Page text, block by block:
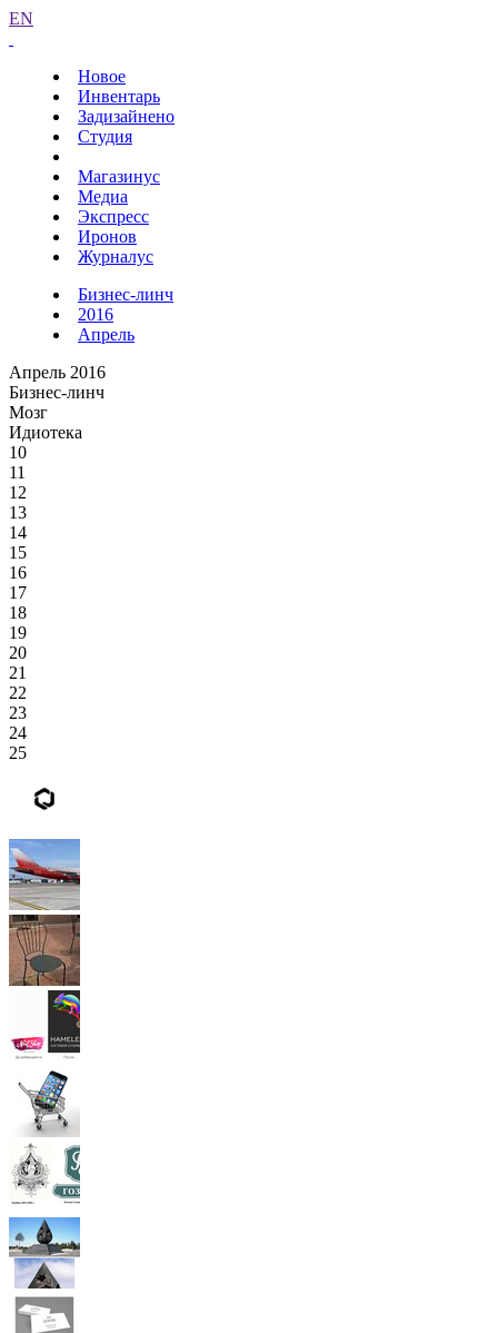
EN
Новое
Инвентарь
Задизайнено
Студия
Магазинус
Медиа
Экспресс
Иронов
Журналус
Бизнес-линч
2016
Апрель
Апрель 2016
Бизнес-линч
Мозг
Идиотека
10
11
12
13
14
15
16
17
18
19
20
21
22
23
24
25